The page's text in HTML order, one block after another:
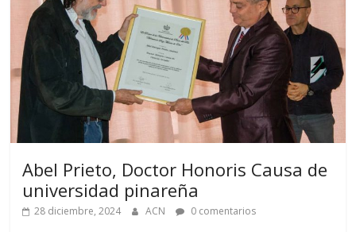
Abel Prieto, Doctor Honoris Causa de
universidad pinareña
28 diciembre, 2024 ACN 0 comentarios